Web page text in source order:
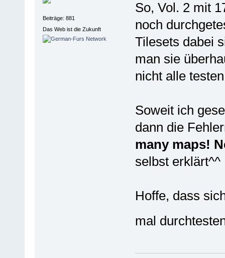
Beiträge: 881
Das Web ist die Zukunft
So, Vol. 2 mit
noch
Tilesets dabei
man sie
nicht alle
Soweit ich
dann die
many maps!
selbst erklärt^^
Hoffe, dass
mal